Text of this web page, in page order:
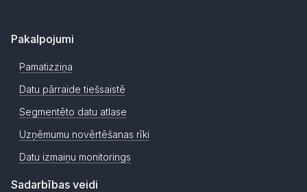
Pakalpojumi
Pamatizziņa
Datu pārraide tiešsaistē
Segmentēto datu atlase
Uzņēmumu novērtēšanas rīki
Datu izmaiņu monitorings
Sadarbības veidi